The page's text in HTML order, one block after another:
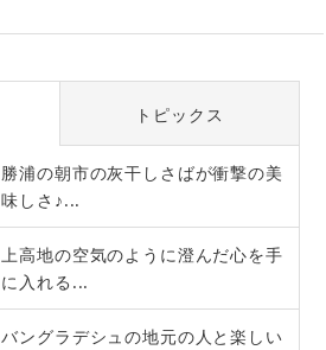
トピックス
勝浦の朝市の灰干しさばが衝撃の美
味しさ♪...
上高地の空気のように澄んだ心を手
に入れる...
バングラデシュの地元の人と楽しい